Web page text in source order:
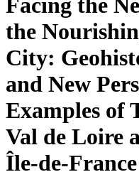
the
City:
and New
Examples of
Val de Loire
Île-de-